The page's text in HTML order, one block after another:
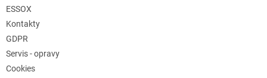
ESSOX
Kontakty
GDPR
Servis - opravy
Cookies